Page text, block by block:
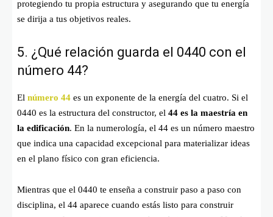
protegiendo tu propia estructura y asegurando que tu energía
se dirija a tus objetivos reales.
5. ¿Qué relación guarda el 0440 con el
número 44?
El número 44 es un exponente de la energía del cuatro. Si el
0440 es la estructura del constructor, el 44 es la maestría en
la edificación. En la numerología, el 44 es un número maestro
que indica una capacidad excepcional para materializar ideas
en el plano físico con gran eficiencia.
Mientras que el 0440 te enseña a construir paso a paso con
disciplina, el 44 aparece cuando estás listo para construir